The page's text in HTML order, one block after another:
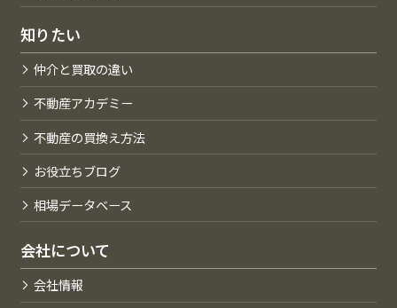
知りたい
仲介と買取の違い
不動産アカデミー
不動産の買換え方法
お役立ちブログ
相場データベース
会社について
会社情報